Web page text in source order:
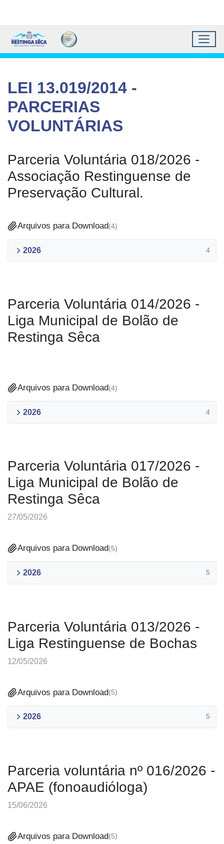
Topo do site
Ir para conteúdo principal
Todos os atalhos
Conteúdo principal
Conteúdo Principal
Prefeitura Municipal de
LEI 13.019/2014 -
PARCERIAS
VOLUNTÁRIAS
Parceria Voluntária 018/2026 -
Associação Restinguense de
Preservação Cultural.
Arquivos para Download(4)
2026 4
Parceria Voluntária 014/2026 -
Liga Municipal de Bolão de
Restinga Sêca
Arquivos para Download(4)
2026 4
Parceria Voluntária 017/2026 -
Liga Municipal de Bolão de
Restinga Sêca
27/05/2026
Arquivos para Download(5)
2026 5
Parceria Voluntária 013/2026 -
Liga Restinguense de Bochas
12/05/2026
Arquivos para Download(5)
2026 5
Parceria voluntária nº 016/2026 -
APAE (fonoaudióloga)
15/06/2026
Arquivos para Download(5)